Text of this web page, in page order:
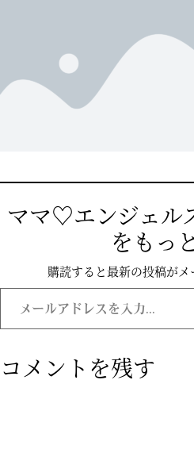
ママ♡エンジェル
をもっ
購読すると最新の投稿がメ
メ
ア
ス
コメントを残す